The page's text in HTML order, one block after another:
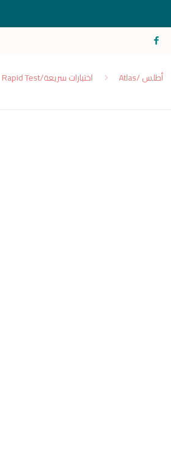
Rapid Test/اختبارات سريعة Atlas/ أطلس